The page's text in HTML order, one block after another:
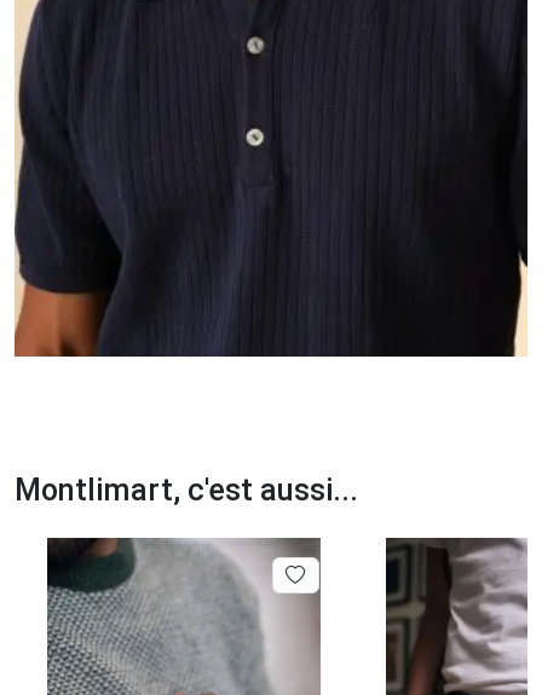
Montlimart, c'est aussi...